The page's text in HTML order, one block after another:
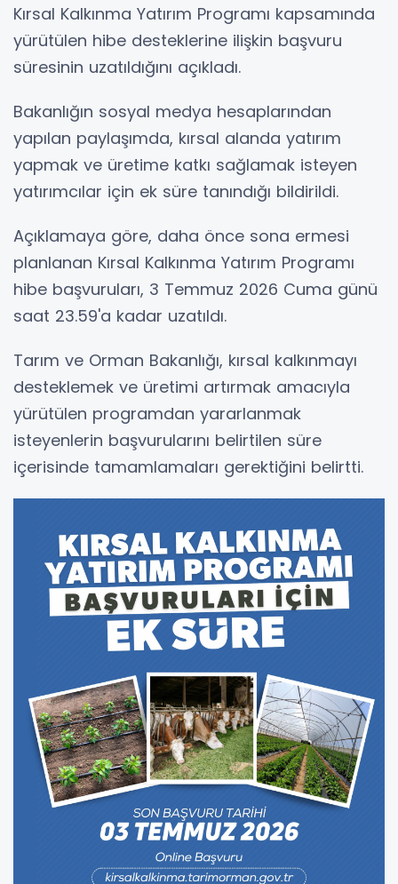
Kırsal Kalkınma Yatırım Programı kapsamında
yürütülen hibe desteklerine ilişkin başvuru
süresinin uzatıldığını açıkladı.
Bakanlığın sosyal medya hesaplarından
yapılan paylaşımda, kırsal alanda yatırım
yapmak ve üretime katkı sağlamak isteyen
yatırımcılar için ek süre tanındığı bildirildi.
Açıklamaya göre, daha önce sona ermesi
planlanan Kırsal Kalkınma Yatırım Programı
hibe başvuruları, 3 Temmuz 2026 Cuma günü
saat 23.59'a kadar uzatıldı.
Tarım ve Orman Bakanlığı, kırsal kalkınmayı
desteklemek ve üretimi artırmak amacıyla
yürütülen programdan yararlanmak
isteyenlerin başvurularını belirtilen süre
içerisinde tamamlamaları gerektiğini belirtti.